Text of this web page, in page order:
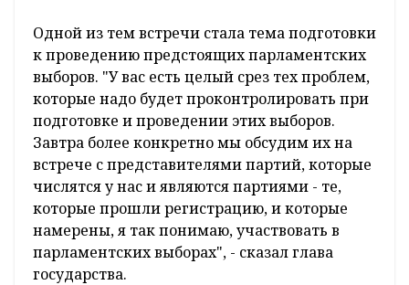
Одной из тем встречи стала тема подготовки
к проведению предстоящих парламентских
выборов. "У вас есть целый срез тех проблем,
которые надо будет проконтролировать при
подготовке и проведении этих выборов.
Завтра более конкретно мы обсудим их на
встрече с представителями партий, которые
числятся у нас и являются партиями - те,
которые прошли регистрацию, и которые
намерены, я так понимаю, участвовать в
парламентских выборах", - сказал глава
государства.